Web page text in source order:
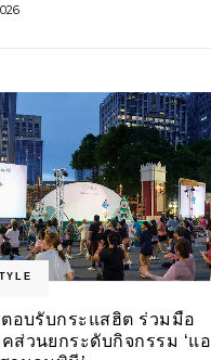
นมิตรกับสิ่งแวดล้อม ผ่าน
อบรับกระแสฮิต ร่วมมือ
ส่วนยกระดับกิจกรรม ‘แอ